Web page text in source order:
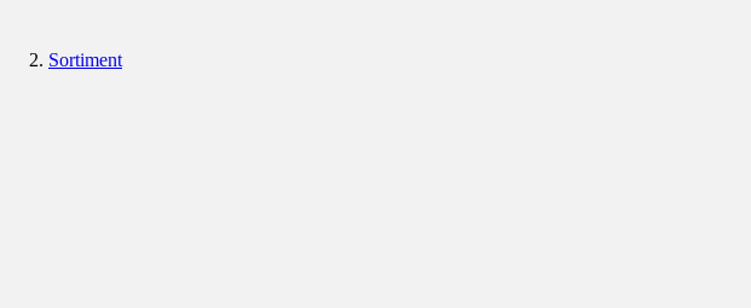
Sortiment